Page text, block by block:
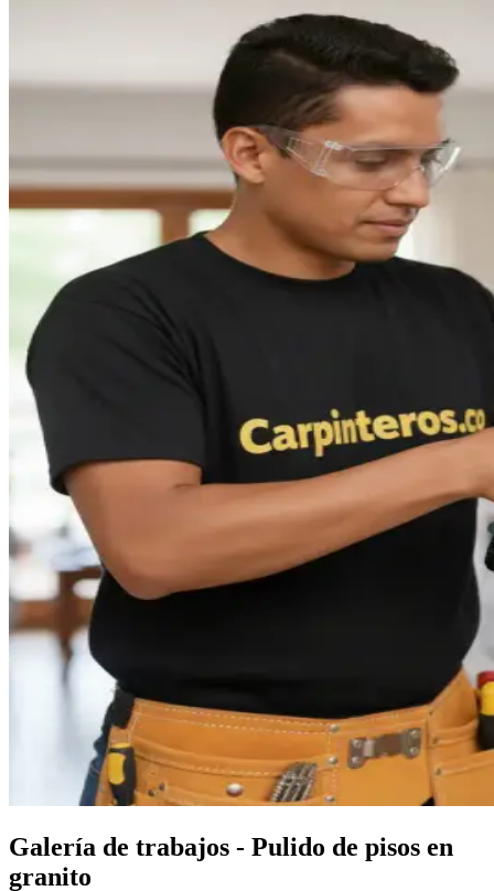
Galería de trabajos - Pulido de pisos en
granito